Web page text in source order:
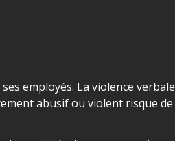
employés. La violence verbale
abusif ou violent risque de